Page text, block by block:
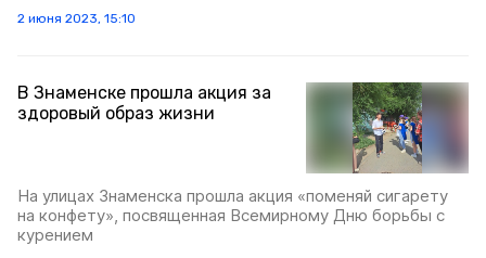
2 июня 2023, 15:10
В Знаменске прошла акция за
здоровый образ жизни
На улицах Знаменска прошла акция «поменяй сигарету
на конфету», посвященная Всемирному Дню борьбы с
курением